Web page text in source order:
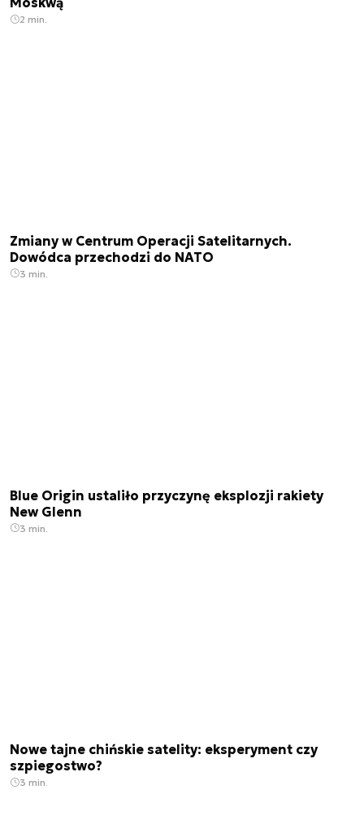
2 min.
Zmiany w Centrum Operacji Satelitarnych.
Dowódca przechodzi do NATO
3 min.
Blue Origin ustaliło przyczynę eksplozji rakiety
New Glenn
3 min.
Nowe tajne chińskie satelity: eksperyment czy
szpiegostwo?
3 min.